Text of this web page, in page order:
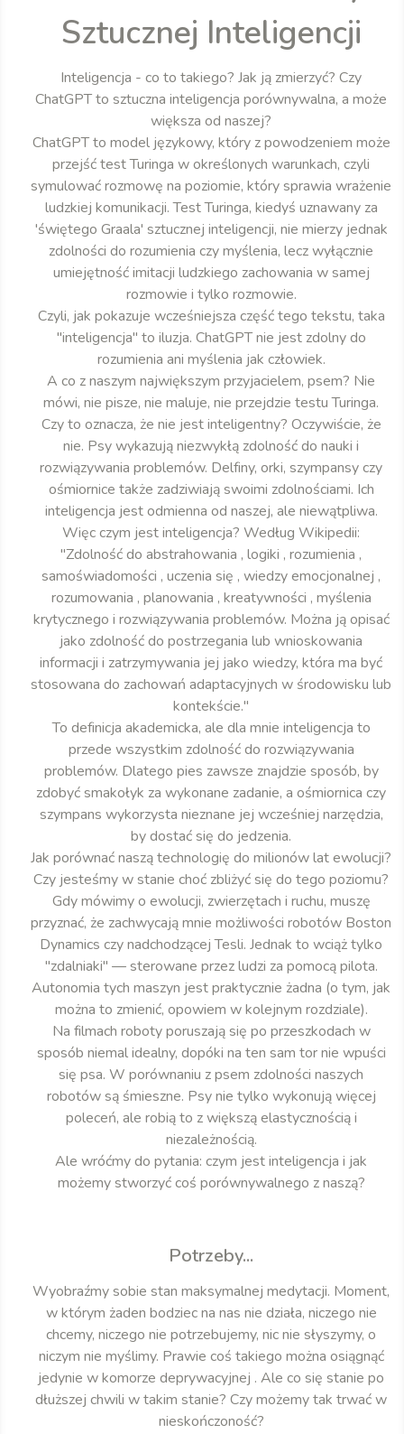
Sztucznej Inteligencji
Inteligencja - co to takiego? Jak ją zmierzyć? Czy
ChatGPT to sztuczna inteligencja porównywalna, a może
większa od naszej?
ChatGPT to model językowy, który z powodzeniem może
przejść test Turinga w określonych warunkach, czyli
symulować rozmowę na poziomie, który sprawia wrażenie
ludzkiej komunikacji. Test Turinga, kiedyś uznawany za
'świętego Graala' sztucznej inteligencji, nie mierzy jednak
zdolności do rozumienia czy myślenia, lecz wyłącznie
umiejętność imitacji ludzkiego zachowania w samej
rozmowie i tylko rozmowie.
Czyli, jak pokazuje wcześniejsza część tego tekstu, taka
"inteligencja" to iluzja. ChatGPT nie jest zdolny do
rozumienia ani myślenia jak człowiek.
A co z naszym największym przyjacielem, psem? Nie
mówi, nie pisze, nie maluje, nie przejdzie testu Turinga.
Czy to oznacza, że nie jest inteligentny? Oczywiście, że
nie. Psy wykazują niezwykłą zdolność do nauki i
rozwiązywania problemów. Delfiny, orki, szympansy czy
ośmiornice także zadziwiają swoimi zdolnościami. Ich
inteligencja jest odmienna od naszej, ale niewątpliwa.
Więc czym jest inteligencja? Według Wikipedii:
"Zdolność do abstrahowania , logiki , rozumienia ,
samoświadomości , uczenia się , wiedzy emocjonalnej ,
rozumowania , planowania , kreatywności , myślenia
krytycznego i rozwiązywania problemów. Można ją opisać
jako zdolność do postrzegania lub wnioskowania
informacji i zatrzymywania jej jako wiedzy, która ma być
stosowana do zachowań adaptacyjnych w środowisku lub
kontekście."
To definicja akademicka, ale dla mnie inteligencja to
przede wszystkim zdolność do rozwiązywania
problemów. Dlatego pies zawsze znajdzie sposób, by
zdobyć smakołyk za wykonane zadanie, a ośmiornica czy
szympans wykorzysta nieznane jej wcześniej narzędzia,
by dostać się do jedzenia.
Jak porównać naszą technologię do milionów lat ewolucji?
Czy jesteśmy w stanie choć zbliżyć się do tego poziomu?
Gdy mówimy o ewolucji, zwierzętach i ruchu, muszę
przyznać, że zachwycają mnie możliwości robotów Boston
Dynamics czy nadchodzącej Tesli. Jednak to wciąż tylko
"zdalniaki" — sterowane przez ludzi za pomocą pilota.
Autonomia tych maszyn jest praktycznie żadna (o tym, jak
można to zmienić, opowiem w kolejnym rozdziale).
Na filmach roboty poruszają się po przeszkodach w
sposób niemal idealny, dopóki na ten sam tor nie wpuści
się psa. W porównaniu z psem zdolności naszych
robotów są śmieszne. Psy nie tylko wykonują więcej
poleceń, ale robią to z większą elastycznością i
niezależnością.
Ale wróćmy do pytania: czym jest inteligencja i jak
możemy stworzyć coś porównywalnego z naszą?
Potrzeby...
Wyobraźmy sobie stan maksymalnej medytacji. Moment,
w którym żaden bodziec na nas nie działa, niczego nie
chcemy, niczego nie potrzebujemy, nic nie słyszymy, o
niczym nie myślimy. Prawie coś takiego można osiągnąć
jedynie w komorze deprywacyjnej . Ale co się stanie po
dłuższej chwili w takim stanie? Czy możemy tak trwać w
nieskończoność?